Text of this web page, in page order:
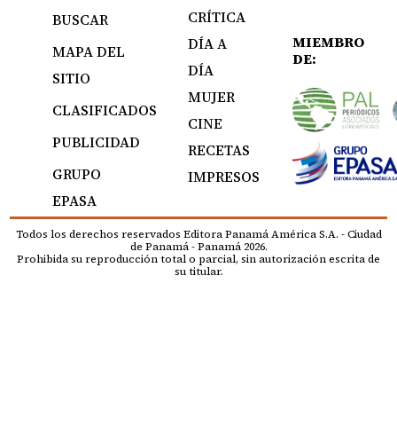
BUSCAR
MAPA DEL
SITIO
CLASIFICADOS
PUBLICIDAD
GRUPO
EPASA
CRÍTICA
DÍA A
DÍA
MUJER
CINE
RECETAS
IMPRESOS
MIEMBRO
DE:
Todos los derechos reservados Editora Panamá América S.A. - Ciudad
de Panamá - Panamá 2026.
Prohibida su reproducción total o parcial, sin autorización escrita de
su titular.